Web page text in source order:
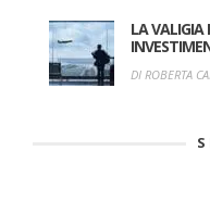
LA VALIGIA
DI ROBERTA